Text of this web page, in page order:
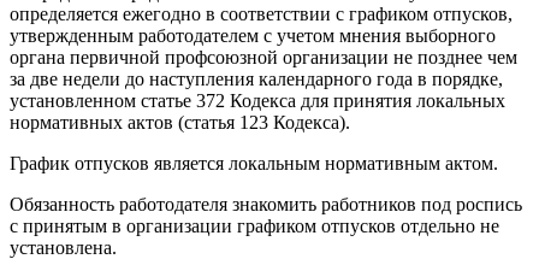
определяется ежегодно в соответствии с графиком отпусков,
утвержденным работодателем с учетом мнения выборного
органа первичной профсоюзной организации не позднее чем
за две недели до наступления календарного года в порядке,
установленном статье 372 Кодекса для принятия локальных
нормативных актов (статья 123 Кодекса).
График отпусков является локальным нормативным актом.
Обязанность работодателя знакомить работников под роспись
с принятым в организации графиком отпусков отдельно не
установлена.